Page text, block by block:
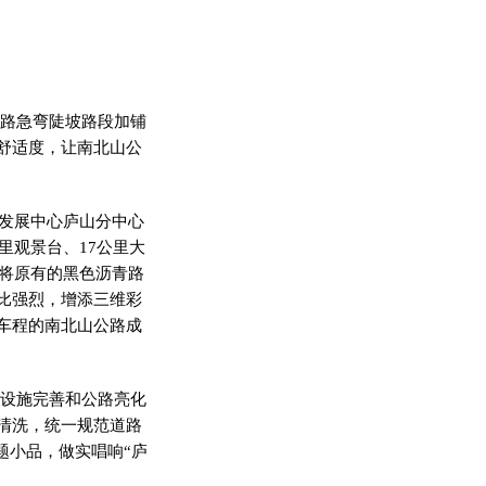
急弯陡坡路段加铺
适度，让南北山公
展中心庐山分中心
观景台、17公里大
原有的黑色沥青路
强烈，增添三维彩
程的南北山公路成
施完善和公路亮化
洗，统一规范道路
小品，做实唱响“庐